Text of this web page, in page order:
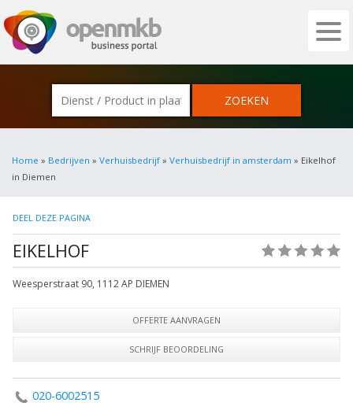
OPENMKB - DE ZAKELIJKE PORTAL
Home » Bedrijven » Verhuisbedrijf » Verhuisbedrijf in amsterdam » Eikelhof
in Diemen
DEEL DEZE PAGINA
EIKELHOF
Weesperstraat 90, 1112 AP DIEMEN
OFFERTE AANVRAGEN
SCHRIJF BEOORDELING
020-6002515